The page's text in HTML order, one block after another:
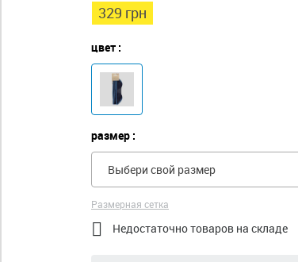
329 грн
цвет :
размер :
Выбери свой размер
Размерная сетка
 Недостаточно товаров на складе